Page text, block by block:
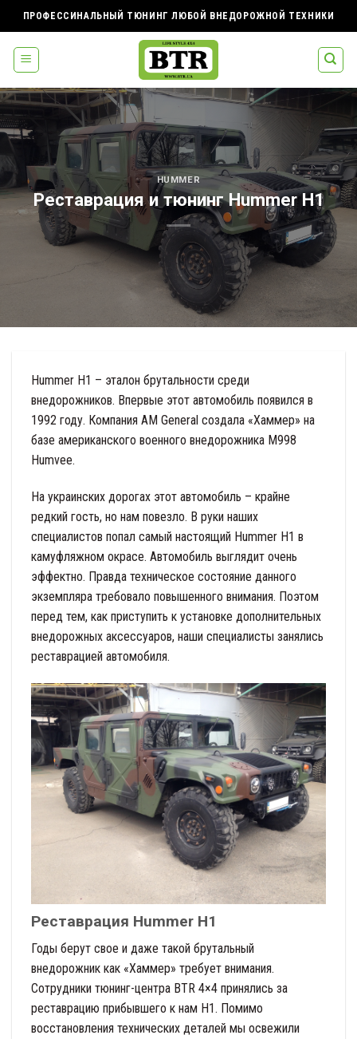
to
content
ПРОФЕССИНАЛЬНЫЙ ТЮНИНГ ЛЮБОЙ ВНЕДОРОЖНОЙ ТЕХНИКИ
HUMMER
Реставрация и тюнинг Hummer H1
Hummer H1 – эталон брутальности среди
внедорожников. Впервые этот автомобиль появился в
1992 году. Компания AM General создала «Хаммер» на
базе американского военного внедорожника M998
Humvee.
На украинских дорогах этот автомобиль – крайне
редкий гость, но нам повезло. В руки наших
специалистов попал самый настоящий Hummer H1 в
камуфляжном окрасе. Автомобиль выглядит очень
эффектно. Правда техническое состояние данного
экземпляра требовало повышенного внимания. Поэтом
перед тем, как приступить к установке дополнительных
внедорожных аксессуаров, наши специалисты занялись
реставрацией автомобиля.
Реставрация Hummer H1
Годы берут свое и даже такой брутальный
внедорожник как «Хаммер» требует внимания.
Сотрудники тюнинг-центра BTR 4×4 принялись за
реставрацию прибывшего к нам H1. Помимо
восстановления технических деталей мы освежили